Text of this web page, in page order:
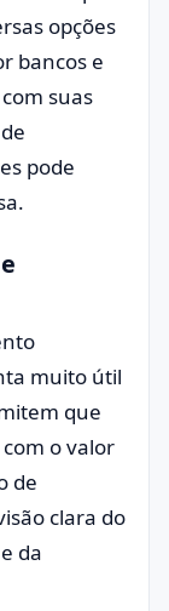
opções
bancos e
suas
pode
muito útil
que
o valor
de
clara do
da